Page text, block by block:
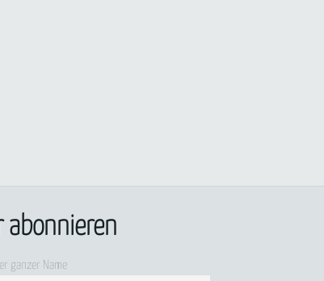
abonnieren
ganzer Name